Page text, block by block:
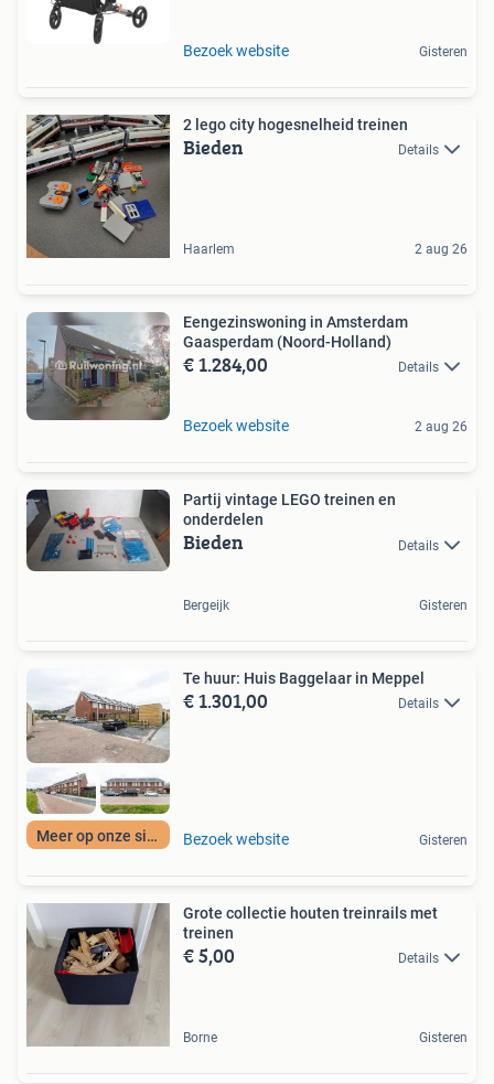
Bezoek website Gisteren
2 lego city hogesnelheid treinen
Bieden Details
Haarlem 2 aug 26
Eengezinswoning in Amsterdam
Gaasperdam (Noord-Holland)
€ 1.284,00 Details
Bezoek website 2 aug 26
Partij vintage LEGO treinen en
onderdelen
Bieden Details
Bergeijk Gisteren
Meer op onze site
Te huur: Huis Baggelaar in Meppel
€ 1.301,00 Details
Bezoek website Gisteren
Grote collectie houten treinrails met
treinen
€ 5,00 Details
Borne Gisteren